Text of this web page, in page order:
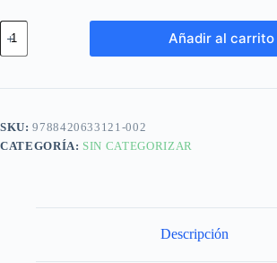
Añadir al carrito
SKU:9788420633121-002
CATEGORÍA: SIN CATEGORIZAR
Descripción